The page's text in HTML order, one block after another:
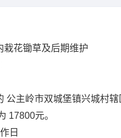
栽花锄草及后期维护
公主岭市双城堡镇兴城村
17800元。
日